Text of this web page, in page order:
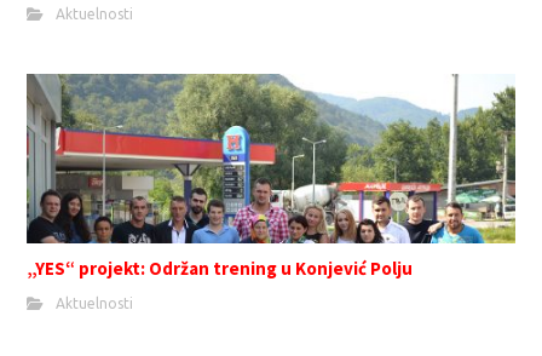
Aktuelnosti
„YES“ projekt: Održan trening u Konjević Polju
Aktuelnosti